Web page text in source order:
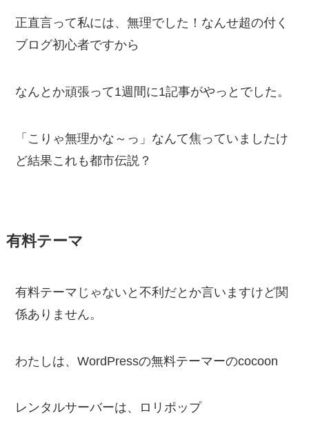
正直言って私には、無理でした！なんせ超の付く
ブログ初心者ですから
なんとか頑張って1週間に1記事がやっとでした。
「こりゃ無理かな～っ」なんて焦っていましたけ
ど結果これも都市伝説？
有料テーマ
有料テーマじゃないと不利だとか言いますけど関
係ありません。
わたしは、WordPressの無料テーマーのcocoon
レンタルサーバーは、ロリポップ